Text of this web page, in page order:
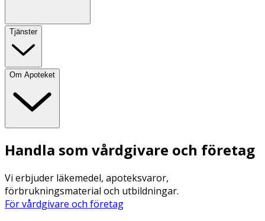
Tjänster
Om Apoteket
Handla som vårdgivare och företag
Vi erbjuder läkemedel, apoteksvaror,
förbrukningsmaterial och utbildningar.
För vårdgivare och företag